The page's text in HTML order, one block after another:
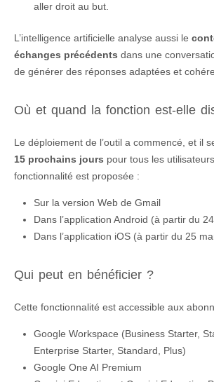
aller droit au but.
L’intelligence artificielle analyse aussi le
échanges précédents dans une
de générer des réponses adaptées et
Où et quand la fonction est-elle
Le déploiement de l’outil a commencé, et il
15 prochains jours pour tous les
fonctionnalité est proposée :
Sur la version Web de Gmail
Dans l’application Android (à partir du
Dans l’application iOS (à partir du 25
Qui peut en bénéficier ?
Cette fonctionnalité est accessible aux
Google Workspace (Business Starter,
Enterprise Starter, Standard, Plus)
Google One AI Premium